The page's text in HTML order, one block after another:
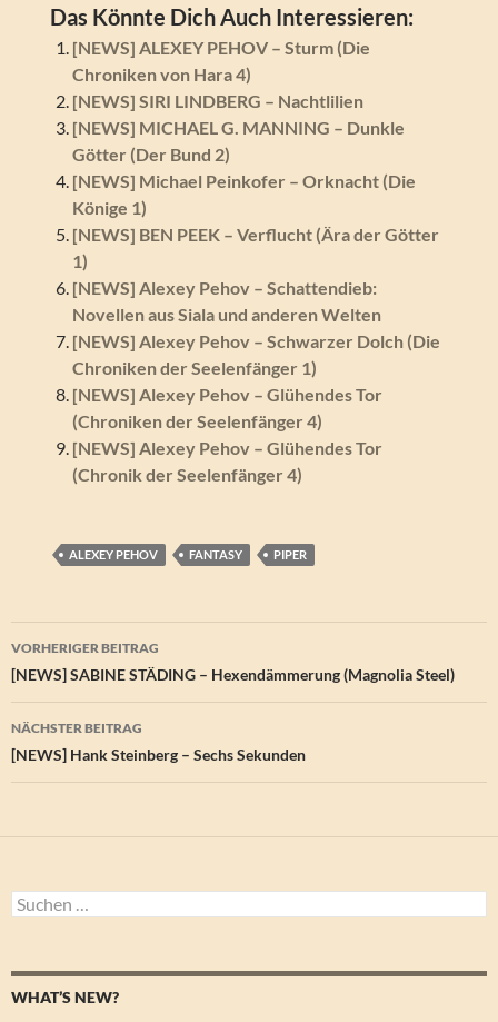
Das Könnte Dich Auch Interessieren:
[NEWS] ALEXEY PEHOV – Sturm (Die
Chroniken von Hara 4)
[NEWS] SIRI LINDBERG – Nachtlilien
[NEWS] MICHAEL G. MANNING – Dunkle
Götter (Der Bund 2)
[NEWS] Michael Peinkofer – Orknacht (Die
Könige 1)
[NEWS] BEN PEEK – Verflucht (Ära der Götter
1)
[NEWS] Alexey Pehov – Schattendieb:
Novellen aus Siala und anderen Welten
[NEWS] Alexey Pehov – Schwarzer Dolch (Die
Chroniken der Seelenfänger 1)
[NEWS] Alexey Pehov – Glühendes Tor
(Chroniken der Seelenfänger 4)
[NEWS] Alexey Pehov – Glühendes Tor
(Chronik der Seelenfänger 4)
ALEXEY PEHOV FANTASY PIPER
Beitragsnavigation
VORHERIGER BEITRAG
[NEWS] SABINE STÄDING – Hexendämmerung (Magnolia Steel)
NÄCHSTER BEITRAG
[NEWS] Hank Steinberg – Sechs Sekunden
Suchen
nach:
WHAT’S NEW?